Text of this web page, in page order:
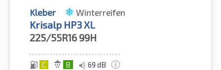
Kleber Winterreifen
Krisalp HP3 XL
225/55R16 99H
C B 69 dB